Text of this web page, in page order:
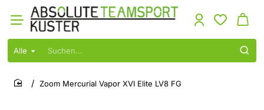
Alle
Suchen...
home
Zoom Mercurial Vapor XVI Elite LV8 FG